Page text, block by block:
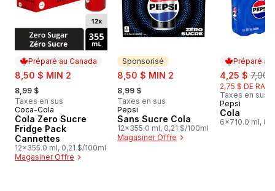
Préparé au Canada
sale:
8,50 $ MIN 2
, formerly:
8,99 $
Taxes en sus
Préparé au Canada
Coca-Cola
Cola Zero Sucre
Fridge Pack
Cannettes
12x355.0 ml, 0,21 $/100ml
Magasiner Offre
Sponsorisé
sale:
8,50 $ MIN 2
, formerly:
8,99 $
Taxes en sus
Sponsorisé
Pepsi
Sans Sucre Cola
12x355.0 ml, 0,21 $/100ml
Magasiner Offre
Préparé au
sale:
4,25 $ ,
7,00
2,75 $ DE
Taxes en sus
Préparé au
Pepsi
Cola
6x710.0 ml,